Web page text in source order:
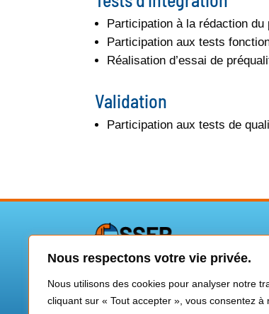
Nous respectons votre vie privée.
Nous utilisons des cookies pour analyser notre
cliquant sur « Tout accepter », vous consentez à
Participation à la rédaction du
Participation aux tests
Réalisation d’essai de
Validation
Participation aux tests de
Vincent VEREILLE
Consultant ingénieur en
Assistance technique hybride